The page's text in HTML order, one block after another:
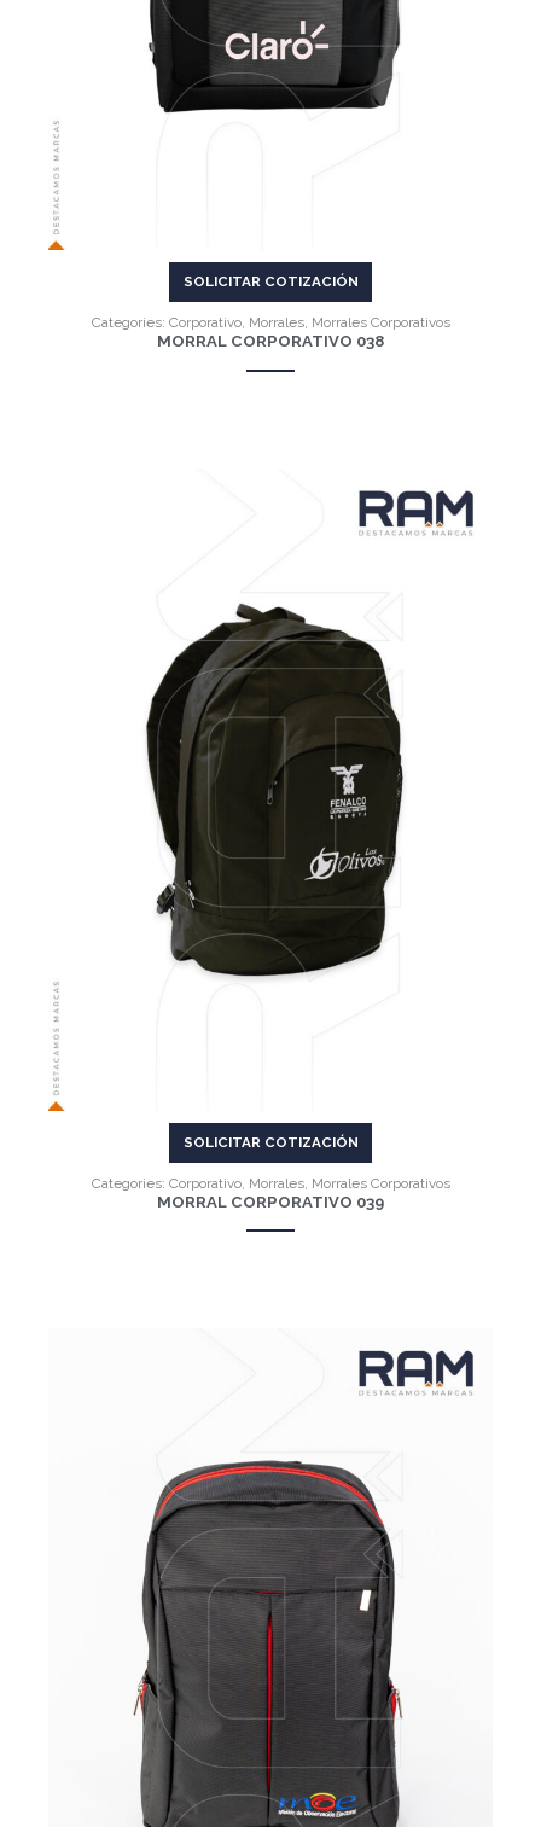
SOLICITAR COTIZACIÓN
Categories: Corporativo, Morrales, Morrales Corporativos
MORRAL CORPORATIVO 038
VER MÁS
SOLICITAR COTIZACIÓN
Categories: Corporativo, Morrales, Morrales Corporativos
MORRAL CORPORATIVO 039
VER MÁS